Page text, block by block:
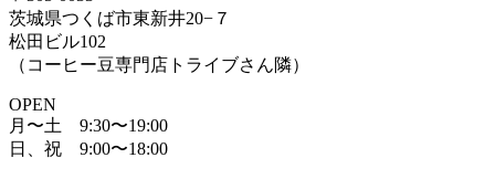
茨城県つくば市東新井20−７
松田ビル102
（コーヒー豆専門店トライブさん隣）
OPEN
月〜土 9:30〜19:00
日、祝 9:00〜18:00